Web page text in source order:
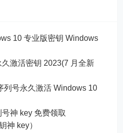
10 专业版密钥 Windows
激活密钥 2023(7 月全新
列号永久激活 Windows 10
神 key 免费领取
神 key）